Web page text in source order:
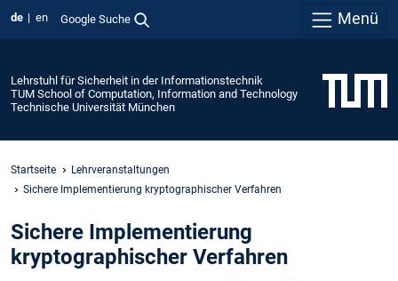
de en Google Suche Menü
Lehrstuhl für Sicherheit in der Informationstechnik
TUM School of Computation, Information and Technology
Technische Universität München
Startseite
Lehrveranstaltungen
Sichere Implementierung kryptographischer Verfahren
Sichere Implementierung
kryptographischer Verfahren